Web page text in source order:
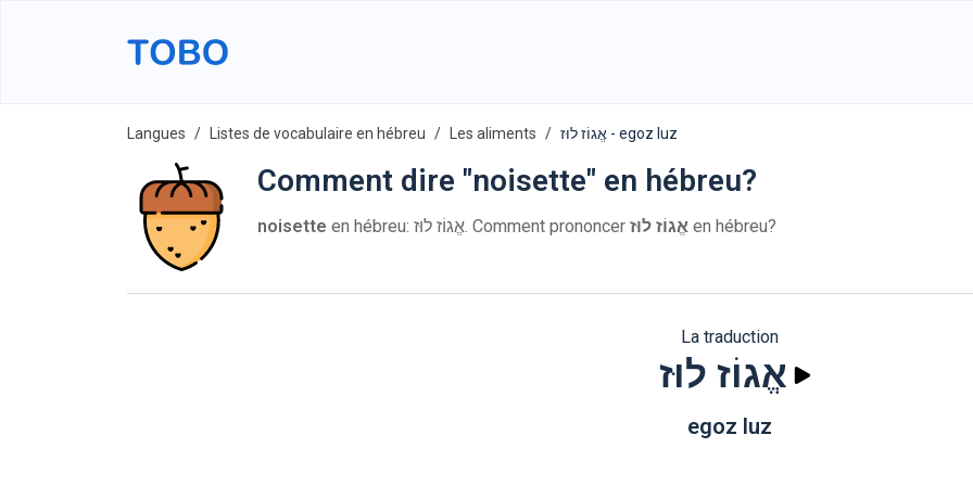
Langues Listes de vocabulaire en hébreu Les aliments אֱגוֹז לוּז - egoz luz
Comment dire "noisette" en hébreu?
noisette en hébreu: אֱגוֹז לוּז. Comment prononcer אֱגוֹז לוּז en hébreu?
La traduction
אֱגוֹז לוּז
egoz luz